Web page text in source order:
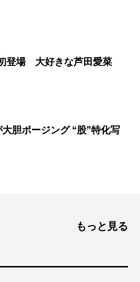
登場 大好きな芦田愛菜
胆ポージング “股”特化写
もっと見る